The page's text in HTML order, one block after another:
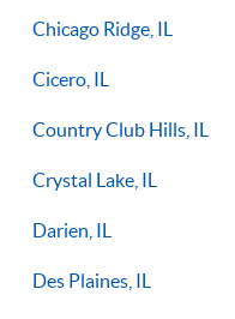
Chicago Ridge, IL
Cicero, IL
Country Club Hills, IL
Crystal Lake, IL
Darien, IL
Des Plaines, IL